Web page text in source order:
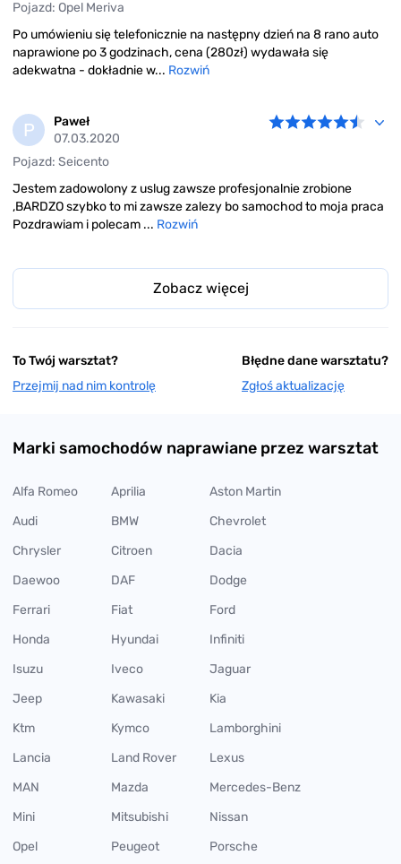
Pojazd: Opel Meriva
Po umówieniu się telefonicznie na następny dzień na 8 rano auto
naprawione po 3 godzinach, cena (280zł) wydawała się
adekwatna - dokładnie w... Rozwiń
P
Paweł
07.03.2020
Pojazd: Seicento
Jestem zadowolony z uslug zawsze profesjonalnie zrobione
,BARDZO szybko to mi zawsze zalezy bo samochod to moja praca
Pozdrawiam i polecam ... Rozwiń
Zobacz więcej
To Twój warsztat?
Przejmij nad nim kontrolę
Błędne dane warsztatu?
Zgłoś aktualizację
Marki samochodów naprawiane przez warsztat
Alfa Romeo Aprilia
Aston Martin
Audi
BMW
Chevrolet
Chrysler
Citroen
Dacia
Daewoo
DAF
Dodge
Ferrari
Fiat
Ford
Honda
Hyundai
Infiniti
Isuzu
Iveco
Jaguar
Jeep
Kawasaki
Kia
Ktm
Kymco
Lamborghini
Lancia
Land Rover
Lexus
MAN
Mazda
Mercedes-Benz
Mini
Mitsubishi
Nissan
Opel
Peugeot
Porsche